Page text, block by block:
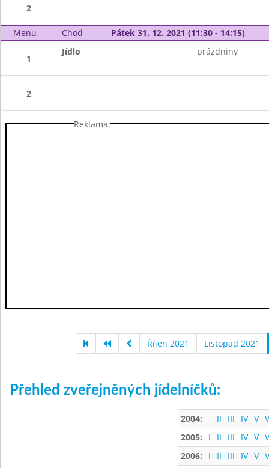
2
Menu Chod Pátek 31. 12. 2021 (11:30 - 14:15)
1
Jídlo prázdniny
2
Reklama:
Říjen 2021 Listopad 2021
Přehled zveřejněných jídelníčků:
2004: II III IV V
2005:
I II III IV V
2006:
I II III IV V